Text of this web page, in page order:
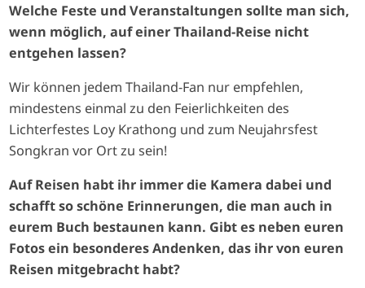
Welche Feste und Veranstaltungen sollte man sich,
wenn möglich, auf einer Thailand-Reise nicht
entgehen lassen?
Wir können jedem Thailand-Fan nur empfehlen,
mindestens einmal zu den Feierlichkeiten des
Lichterfestes Loy Krathong und zum Neujahrsfest
Songkran vor Ort zu sein!
Auf Reisen habt ihr immer die Kamera dabei und
schafft so schöne Erinnerungen, die man auch in
eurem Buch bestaunen kann. Gibt es neben euren
Fotos ein besonderes Andenken, das ihr von euren
Reisen mitgebracht habt?